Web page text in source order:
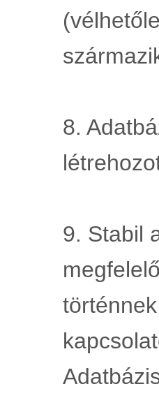
8.
9. Stabil